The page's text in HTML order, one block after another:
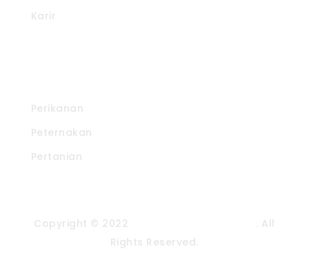
Karir
Perikanan
Peternakan
Pertanian
Copyright © 2022
. All
Rights Reserved.